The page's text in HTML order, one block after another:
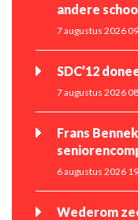
andere
7 augustus 2026
SDC’12
7 augustus 2026
Frans
6 augustus 2026
Wederom zeer